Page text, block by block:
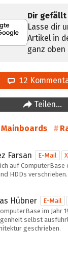
Dir gefällt
Lasse dir
Artikel in
ganz oben
12
Teilen…
Mainboards
Farsan E-Mail
X
auf ComputerBase
HDDs verschrieben.
Hübner E-Mail
im Jahr
selbst
geschrieben.